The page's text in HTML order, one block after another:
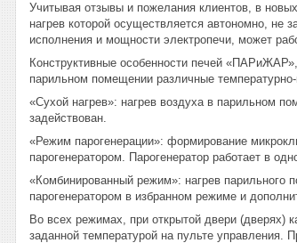
Учитывая отзывы и пожелания клиентов, в
нагрев которой осуществляется автономно, не
исполнения и мощности электропечи, может
Конструктивные особенности печей
парильном помещении различные
«Сухой нагрев»: нагрев воздуха в парильном
задействован.
«Режим парогенерации»: формирование
парогенератором. Парогенератор работает в
«Комбинированный режим»: нагрев парильного
парогенератором в избранном режиме и
Во всех режимах, при открытой двери (дверях)
заданной температурой на пульте управления.